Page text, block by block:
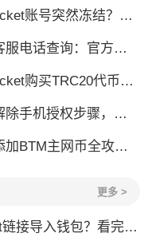
突然冻结？三步教你快速解冻
：官方联系方式大全，快速解决问题
购买TRC20代币完整教程
授权步骤，一键取消设备绑定
网币全攻略，新手也能轻松上手
更多 >
导入钱包？看完这篇就懂了